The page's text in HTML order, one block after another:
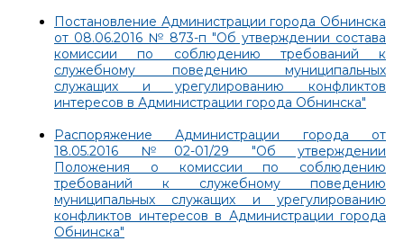
Постановление Администрации города Обнинска
от 08.06.2016 № 873-п "Об утверждении состава
комиссии по соблюдению требований к
служебному поведению муниципальных
служащих и урегулированию конфликтов
интересов в Администрации города Обнинска"
Распоряжение Администрации города от
18.05.2016 №02-01/29 "Об утверждении
Положения о комиссии по соблюдению
требований к служебному поведению
муниципальных служащих и урегулированию
конфликтов интересов в Администрации города
Обнинска"